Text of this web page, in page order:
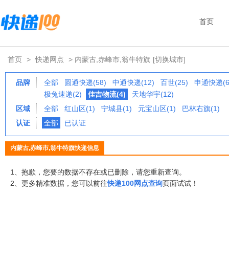
首页
首页 > 快递网点 > 内蒙古,赤峰市,翁牛特旗 [切换城市]
品牌 全部 圆通快递(58) 中通快递(12) 百世(25)
申通快递
极兔速递(2)
佳吉物流(4)
天地华宇(12)
区域
全部 红山区(1) 宁城县(1) 元宝山区(1)
巴林右旗(1)
认证
全部 已认证
内蒙古,赤峰市,翁牛特旗快递信息
1、抱歉，您要的数据不存在或已删除，请您重新查询。
2、更多精准数据，您可以前往快递100网点查询页面试试！